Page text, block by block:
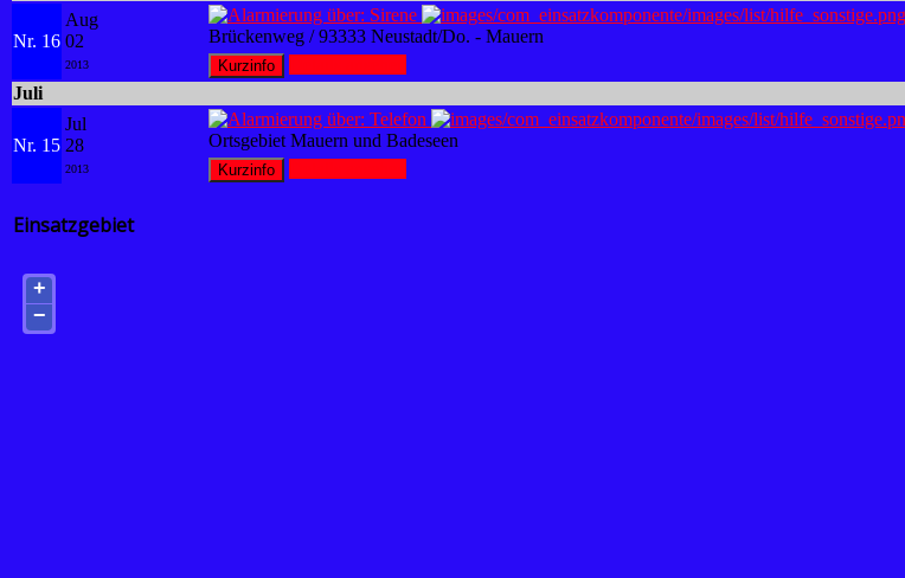
Nr. 16
Aug
02
2013
Brückenweg / 93333 Neustadt/Do. - Mauern
Juli
Nr. 15
Jul
28
2013
Ortsgebiet Mauern und Badeseen
Einsatzgebiet
+
−